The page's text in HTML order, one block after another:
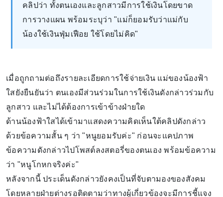
คลิปว่า ทั้งตนเองและลูกสาวมีการใช้เงินโดยขาด
การวางแผน พร้อมระบุว่า "แม่ก็ยอมรับว่าแม่กับ
น้องใช้เงินฟุ่มเฟือย ใช้โดยไม่คิด"
เมื่อถูกถามต่อถึงรายละเอียดการใช้จ่ายเงิน แม่ของน้องฟ้า
ใสยังยืนยันว่า ตนเองมีส่วนร่วมในการใช้เงินดังกล่าวร่วมกับ
ลูกสาว และไม่ได้ต้องการเข้าข้างฝ่ายใด
ด้านน้องฟ้าใสได้เข้ามาแสดงความคิดเห็นใต้คลิปดังกล่าว
ด้วยข้อความสั้น ๆ ว่า "หนูยอมรับค่ะ" ก่อนจะแคปภาพ
ข้อความดังกล่าวไปโพสต์ลงสตอรี่ของตนเอง พร้อมข้อความ
ว่า "หนูโกหกจริงค่ะ"
หลังจากนี้ ประเด็นดังกล่าวยังคงเป็นที่จับตามองของสังคม
โดยหลายฝ่ายต่างรอติดตามว่าทางผู้เกี่ยวข้องจะมีการชี้แจง